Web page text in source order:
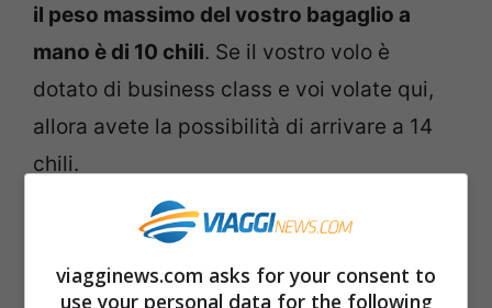
il peso massimo del vostro bagaglio a
mano è di 10 chili. Se il vostro volo è
dotato di business class e voi volate qui,
allora avete la possibilità di arrivare a 14
chili.
Per quanto riguarda invece ledimensioni
del bagaglio a manoper Iberia ecco le
viagginews.com asks for your consent to
use your personal data for the following